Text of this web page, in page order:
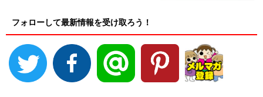
フォローして最新情報を受け取ろう！